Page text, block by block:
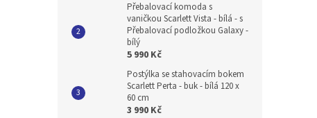
Přebalovací komoda s
vaničkou Scarlett Vista - bílá - s
Přebalovací podložkou Galaxy -
bílý
5 990 Kč
Postýlka se stahovacím bokem
Scarlett Perta - buk - bílá 120 x
60 cm
3 990 Kč